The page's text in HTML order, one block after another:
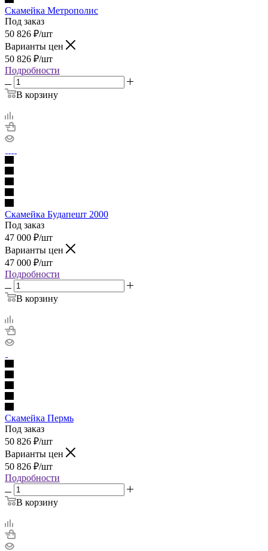
Скамейка Метрополис
Под заказ
50 826 ₽/шт
Варианты цен
50 826 ₽/шт
Подробности
В корзину
Скамейка Будапешт 2000
Под заказ
47 000 ₽/шт
Варианты цен
47 000 ₽/шт
Подробности
В корзину
Скамейка Пермь
Под заказ
50 826 ₽/шт
Варианты цен
50 826 ₽/шт
Подробности
В корзину